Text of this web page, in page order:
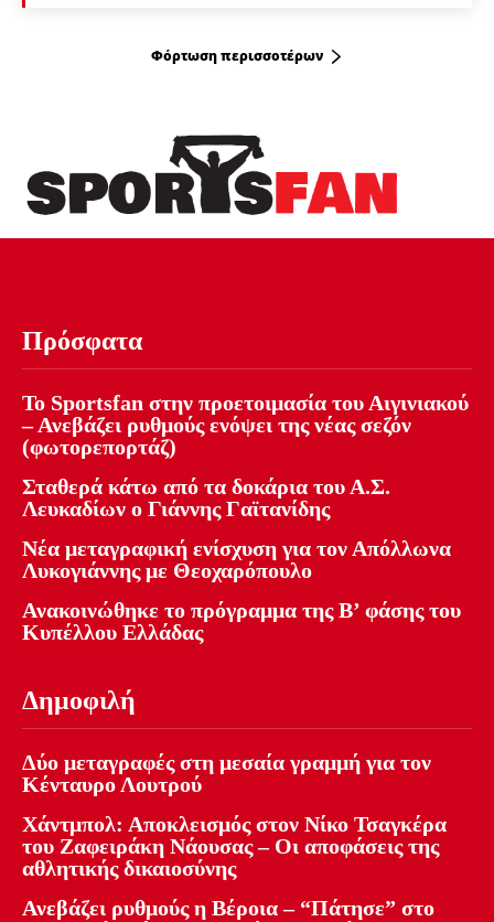
Φόρτωση περισσοτέρων
Πρόσφατα
Το Sportsfan στην προετοιμασία του Αιγινιακού
– Ανεβάζει ρυθμούς ενόψει της νέας σεζόν
(φωτορεπορτάζ)
Σταθερά κάτω από τα δοκάρια του Α.Σ.
Λευκαδίων ο Γιάννης Γαϊτανίδης
Νέα μεταγραφική ενίσχυση για τον Απόλλωνα
Λυκογιάννης με Θεοχαρόπουλο
Ανακοινώθηκε το πρόγραμμα της Β’ φάσης του
Κυπέλλου Ελλάδας
Δημοφιλή
Δύο μεταγραφές στη μεσαία γραμμή για τον
Κένταυρο Λουτρού
Χάντμπολ: Αποκλεισμός στον Νίκο Τσαγκέρα
του Ζαφειράκη Νάουσας – Οι αποφάσεις της
αθλητικής δικαιοσύνης
Ανεβάζει ρυθμούς η Βέροια – “Πάτησε” στο